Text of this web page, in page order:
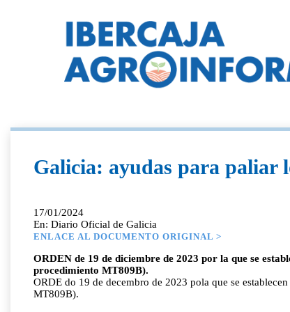
Galicia: ayudas para paliar
17/01/2024
En: Diario Oficial de Galicia
ENLACE AL DOCUMENTO ORIGINAL >
ORDEN de 19 de diciembre de 2023 por la que se
procedimiento MT809B).
ORDE do 19 de decembro de 2023 pola que se
MT809B).